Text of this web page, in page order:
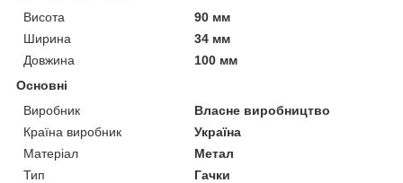
Висота
90 мм
Ширина
34 мм
Довжина
100 мм
Основні
Виробник
Власне виробництво
Країна виробник
Україна
Матеріал
Метал
Тип
Гачки